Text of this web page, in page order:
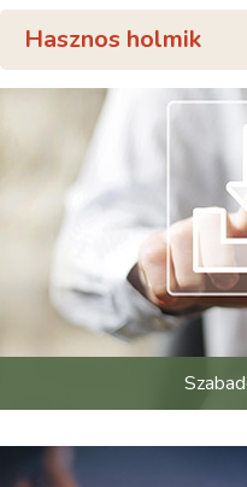
Hasznos holmik